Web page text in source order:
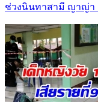
ช่วงนินทาสามี ญาญ่า